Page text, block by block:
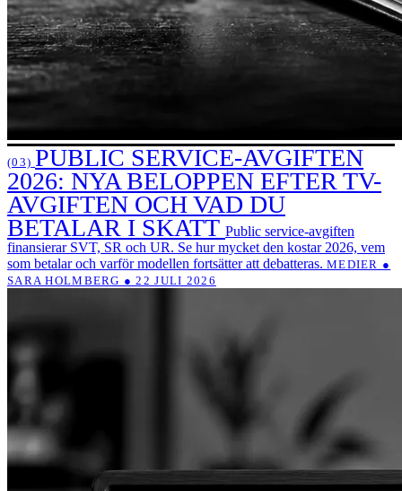
(03) PUBLIC SERVICE-AVGIFTEN
2026: NYA BELOPPEN EFTER TV-
AVGIFTEN OCH VAD DU
BETALAR I SKATT Public service-avgiften
finansierar SVT, SR och UR. Se hur mycket den kostar 2026, vem
som betalar och varför modellen fortsätter att debatteras. MEDIER ●
SARA HOLMBERG ● 22 JULI 2026